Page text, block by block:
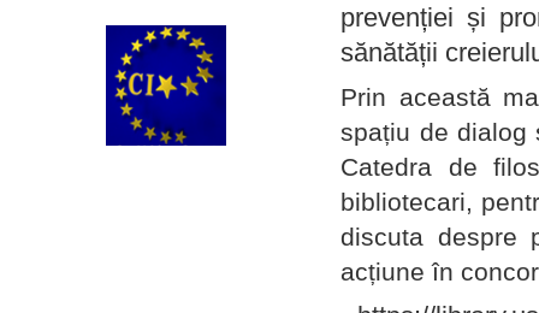
prevenției și
sănătății
Prin această
spațiu de dialog
Catedra de
bibliotecari,
discuta despre
acțiune în